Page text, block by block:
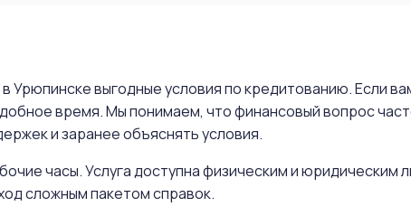
Урюпинске выгодные условия по кредитованию. Если
время. Мы понимаем, что финансовый вопрос
и заранее объяснять условия.
часы. Услуга доступна физическим и
сложным пакетом справок.